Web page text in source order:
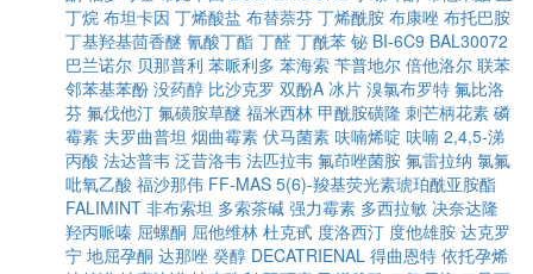
丁烷 布坦卡因 丁烯酸盐 布替萘芬 丁烯酰胺 布康唑 布托巴胺
丁基羟基茴香醚 氰酸丁酯 丁醛 丁酰苯 铋 BI-6C9 BAL30072
巴兰诺尔 贝那普利 苯哌利多 苯海索 苄普地尔 倍他洛尔 联苯
邻苯基苯酚 没药醇 比沙克罗 双酚A 冰片 溴氯布罗特 氟比洛
芬 氟伐他汀 氟磺胺草醚 福米西林 甲酰胺磺隆 刺芒柄花素 磷
霉素 夫罗曲普坦 烟曲霉素 伏马菌素 呋喃烯啶 呋喃 2,4,5-涕
丙酸 法达普韦 泛昔洛韦 法匹拉韦 氟茚唑菌胺 氟雷拉纳 氯氟
吡氧乙酸 福沙那伟 FF-MAS 5(6)-羧基荧光素琥珀酰亚胺酯
FALIMINT 非布索坦 多索茶碱 强力霉素 多西拉敏 决奈达隆
羟丙哌嗪 屈螺酮 屈他维林 杜克甙 度洛西汀 度他雄胺 达克罗
宁 地屈孕酮 达那唑 癸醇 DECATRIENAL 得曲恩特 依托孕烯